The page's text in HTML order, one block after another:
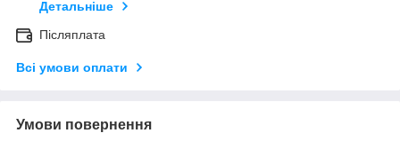
Детальніше
Післяплата
Всі умови оплати
Умови повернення